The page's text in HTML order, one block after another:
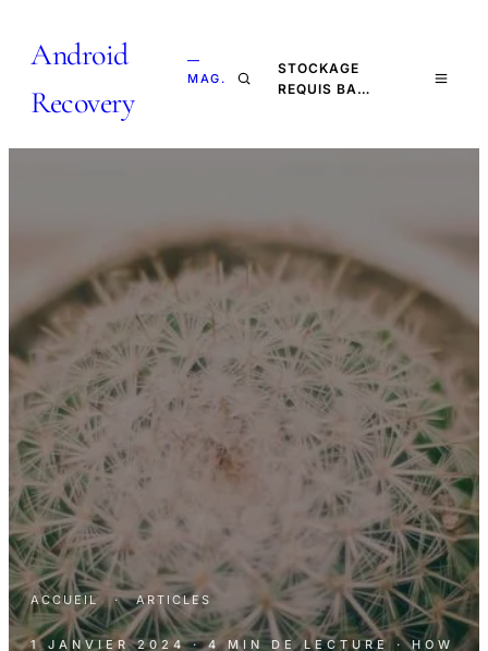
Android
Recovery
—
MAG.
STOCKAGE
REQUIS BA…
ACCUEIL · ARTICLES
1 JANVIER 2024 · 4 MIN DE LECTURE
· HOW